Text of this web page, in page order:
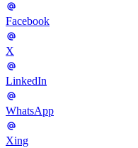
Facebook
X
LinkedIn
WhatsApp
Xing